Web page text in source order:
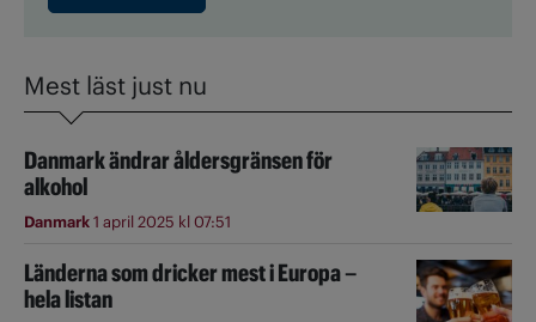
Mest läst just nu
Danmark ändrar åldersgränsen för
alkohol
Danmark1 april 2025 kl 07:51
Länderna som dricker mest i Europa –
hela listan